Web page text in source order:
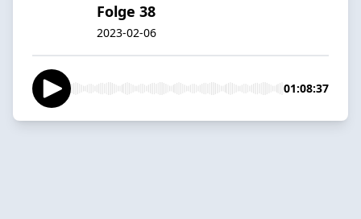
Folge 38
2023-02-06
01:08:37